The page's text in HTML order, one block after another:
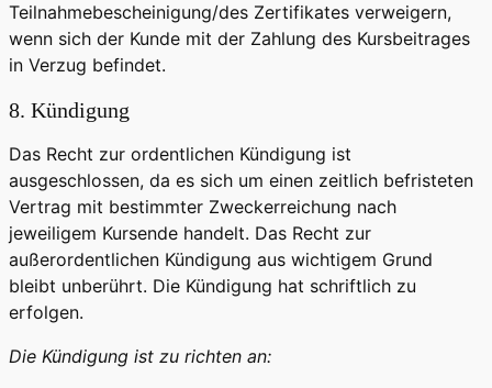
Teilnahmebescheinigung/des Zertifikates verweigern,
wenn sich der Kunde mit der Zahlung des Kursbeitrages
in Verzug befindet.
8. Kündigung
Das Recht zur ordentlichen Kündigung ist
ausgeschlossen, da es sich um einen zeitlich befristeten
Vertrag mit bestimmter Zweckerreichung nach
jeweiligem Kursende handelt. Das Recht zur
außerordentlichen Kündigung aus wichtigem Grund
bleibt unberührt. Die Kündigung hat schriftlich zu
erfolgen.
Die Kündigung ist zu richten an: